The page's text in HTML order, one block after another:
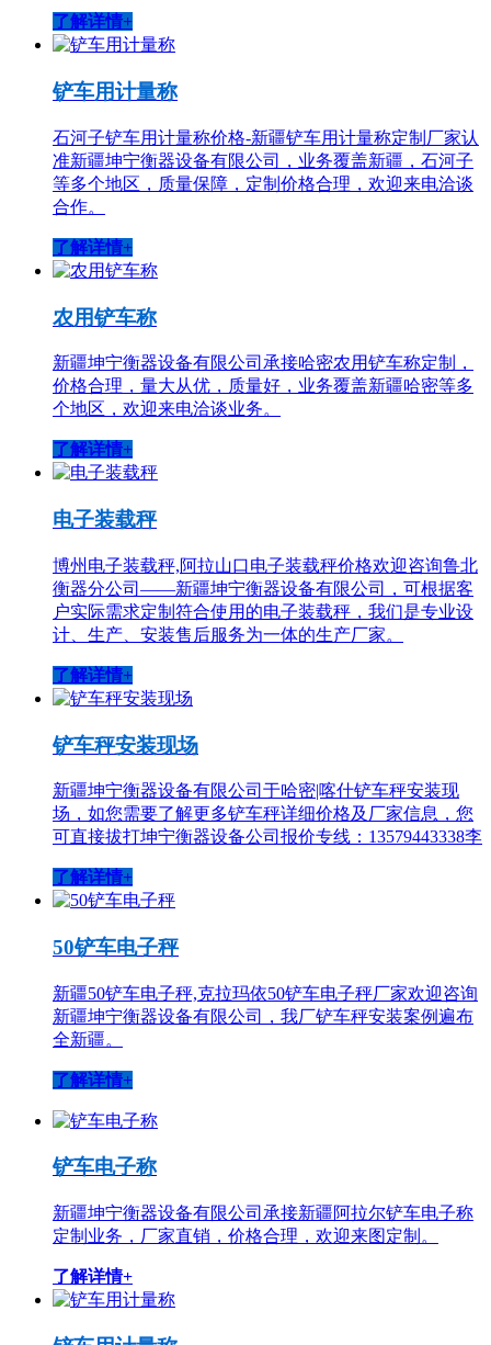
了解详情+
铲车用计量称
石河子铲车用计量称价格-新疆铲车用计量称定制厂家认
准新疆坤宁衡器设备有限公司，业务覆盖新疆，石河子
等多个地区，质量保障，定制价格合理，欢迎来电洽谈
合作。
了解详情+
农用铲车称
新疆坤宁衡器设备有限公司承接哈密农用铲车称定制，
价格合理，量大从优，质量好，业务覆盖新疆哈密等多
个地区，欢迎来电洽谈业务。
了解详情+
电子装载秤
博州电子装载秤,阿拉山口电子装载秤价格欢迎咨询鲁北
衡器分公司——新疆坤宁衡器设备有限公司，可根据客
户实际需求定制符合使用的电子装载秤，我们是专业设
计、生产、安装售后服务为一体的生产厂家。
了解详情+
铲车秤安装现场
新疆坤宁衡器设备有限公司于哈密|喀什铲车秤安装现
场，如您需要了解更多铲车秤详细价格及厂家信息，您
可直接拔打坤宁衡器设备公司报价专线：13579443338李
了解详情+
50铲车电子秤
新疆50铲车电子秤,克拉玛依50铲车电子秤厂家欢迎咨询
新疆坤宁衡器设备有限公司，我厂铲车秤安装案例遍布
全新疆。
了解详情+
铲车电子称
新疆坤宁衡器设备有限公司承接新疆阿拉尔铲车电子称
定制业务，厂家直销，价格合理，欢迎来图定制。
了解详情+